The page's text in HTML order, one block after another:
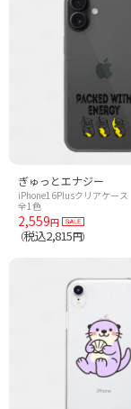
ぎゅっとエナジー
iPhone16Plusクリアケース
全1色
2,559円
（税込2,815円）